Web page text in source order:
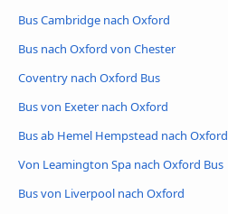
Bus Cambridge nach Oxford
Bus nach Oxford von Chester
Coventry nach Oxford Bus
Bus von Exeter nach Oxford
Bus ab Hemel Hempstead nach Oxford
Von Leamington Spa nach Oxford Bus
Bus von Liverpool nach Oxford